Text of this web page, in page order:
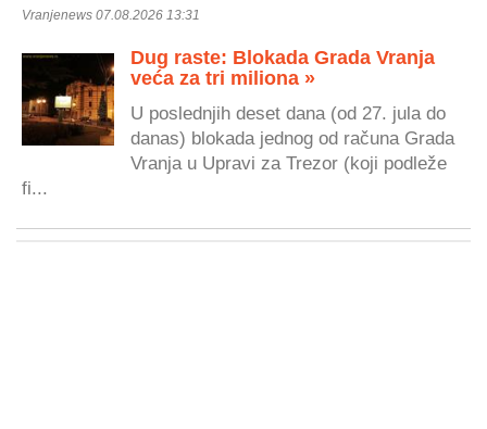
Vranjenews 07.08.2026 13:31
Dug raste: Blokada Grada Vranja
veća za tri miliona »
U poslednjih deset dana (od 27. jula do
danas) blokada jednog od računa Grada
Vranja u Upravi za Trezor (koji podleže
fi...